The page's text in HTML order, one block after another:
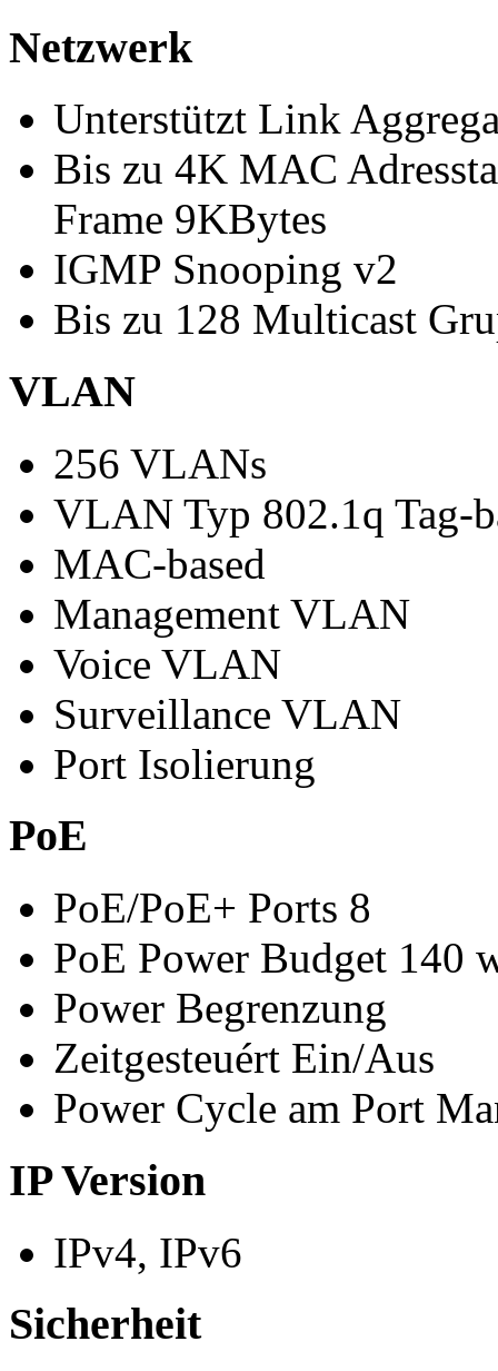
Netzwerk
Unterstützt Link
Bis zu 4K MAC
Frame 9KBytes
IGMP Snooping v2
Bis zu 128 Multicast
VLAN
256 VLANs
VLAN Typ 802.1q Tag-
MAC-based
Management VLAN
Voice VLAN
Surveillance VLAN
Port Isolierung
PoE
PoE/PoE+ Ports 8
PoE Power Budget 140
Power Begrenzung
Zeitgesteuért Ein/Aus
Power Cycle am Port
IP Version
IPv4, IPv6
Sicherheit